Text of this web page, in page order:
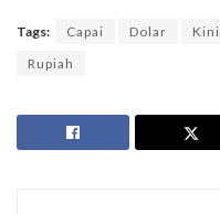
Tags: Capai Dolar Kini
Rupiah